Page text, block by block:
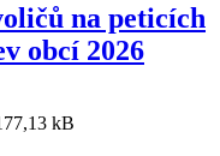
na peticích
obcí 2026
kB